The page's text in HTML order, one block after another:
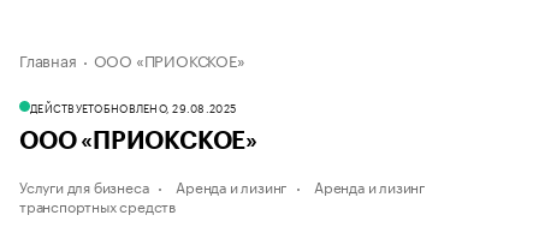
Главная ООО «ПРИОКСКОЕ»
ДЕЙСТВУЕТОБНОВЛЕНО, 29.08.2025
ООО «ПРИОКСКОЕ»
Услуги для бизнеса Аренда и лизинг
Аренда и лизинг
транспортных средств